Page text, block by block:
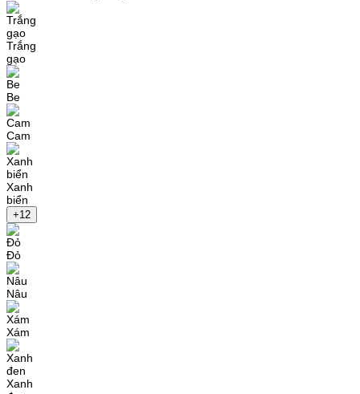
Trắng
gạo
Be
Cam
Xanh
biển
+12
Đỏ
Nâu
Xám
Xanh